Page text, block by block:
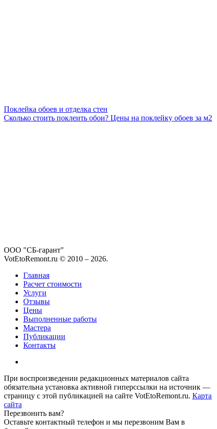
Поклейка обоев и отделка стен
Сколько стоить поклеить обои? Цены на поклейку обоев за м2
ООО "СБ-гарант"
VotEtoRemont.ru © 2010 – 2026.
Главная
Расчет стоимости
Услуги
Отзывы
Цены
Выполненные работы
Мастера
Публикации
Контакты
При воспроизведении редакционных материалов сайта
обязательна установка активной гиперссылки на источник —
страницу с этой публикацией на сайте VotEtoRemont.ru. Карта
сайта
Перезвонить вам?
Оставьте контактный телефон и мы перезвоним Вам в